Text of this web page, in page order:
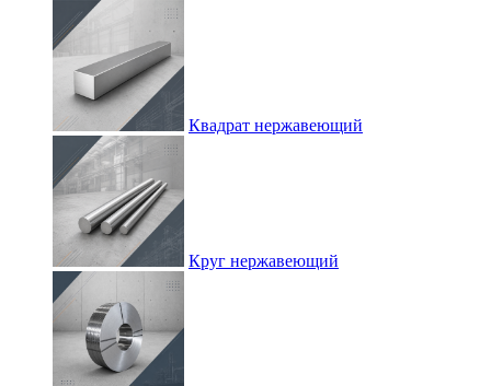
Квадрат нержавеющий
Круг нержавеющий